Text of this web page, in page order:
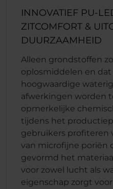
INNOVATIEF PU-
ZITCOMFORT &
DUURZAAMHEID
Alleen grondstoffen
oplosmiddelen en dat
hoogwaardige
afwerkingen worden
opmerkelijke
tijdens het
gebruikers profiteren
van microfijne poriën
gevormd het
voor zowel lucht als
eigenschap zorgt